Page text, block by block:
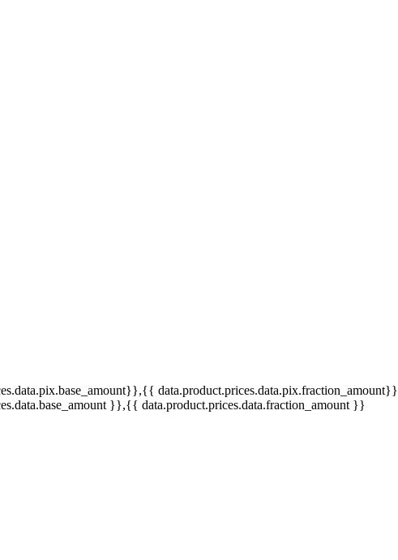
,{{ data.product.prices.data.pix.fraction_amount}}
}},{{ data.product.prices.data.fraction_amount }}